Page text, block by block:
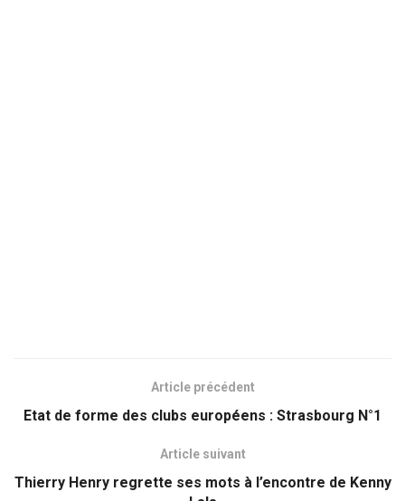
Article précédent
Etat de forme des clubs européens : Strasbourg N°1
Article suivant
Thierry Henry regrette ses mots à l’encontre de Kenny